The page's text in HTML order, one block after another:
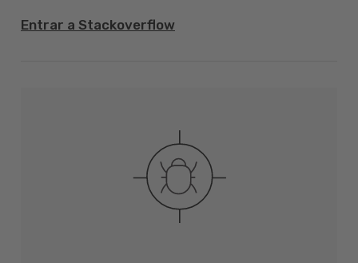
Entrar a Stackoverflow